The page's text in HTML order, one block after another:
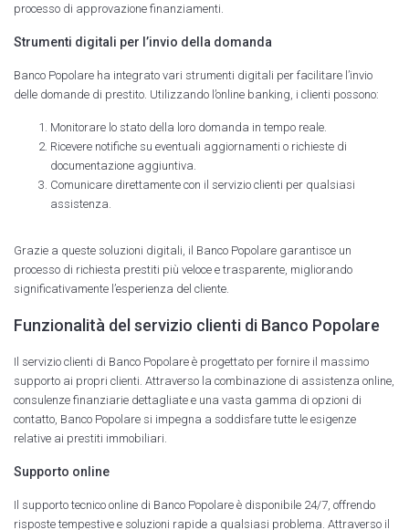
processo di approvazione finanziamenti.
Strumenti digitali per l’invio della domanda
Banco Popolare ha integrato vari strumenti digitali per facilitare l’invio
delle domande di prestito. Utilizzando l’online banking, i clienti possono:
Monitorare lo stato della loro domanda in tempo reale.
Ricevere notifiche su eventuali aggiornamenti o richieste di
documentazione aggiuntiva.
Comunicare direttamente con il servizio clienti per qualsiasi
assistenza.
Grazie a queste soluzioni digitali, il Banco Popolare garantisce un
processo di richiesta prestiti più veloce e trasparente, migliorando
significativamente l’esperienza del cliente.
Funzionalità del servizio clienti di Banco Popolare
Il servizio clienti di Banco Popolare è progettato per fornire il massimo
supporto ai propri clienti. Attraverso la combinazione di assistenza online,
consulenze finanziarie dettagliate e una vasta gamma di opzioni di
contatto, Banco Popolare si impegna a soddisfare tutte le esigenze
relative ai prestiti immobiliari.
Supporto online
Il supporto tecnico online di Banco Popolare è disponibile 24/7, offrendo
risposte tempestive e soluzioni rapide a qualsiasi problema. Attraverso il